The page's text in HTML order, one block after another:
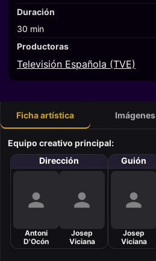
Duración
30 min
Productoras
Televisión Española (TVE)
Ficha artística Imágenes
Equipo creativo principal:
Dirección
Antoni
D'Ocón
Josep
Viciana
Guión
Josep
Viciana